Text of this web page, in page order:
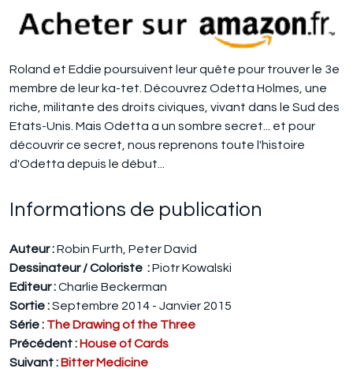
Roland et Eddie poursuivent leur quête pour trouver le 3e
membre de leur ka-tet. Découvrez Odetta Holmes, une
riche, militante des droits civiques, vivant dans le Sud des
Etats-Unis. Mais Odetta a un sombre secret... et pour
découvrir ce secret, nous reprenons toute l'histoire
d'Odetta depuis le début...
Informations de publication
Auteur :Robin Furth, Peter David
Dessinateur / Coloriste :Piotr Kowalski
Editeur :Charlie Beckerman
Sortie :Septembre 2014 - Janvier 2015
Série : The Drawing of the Three
Précédent : House of Cards
Suivant : Bitter Medicine